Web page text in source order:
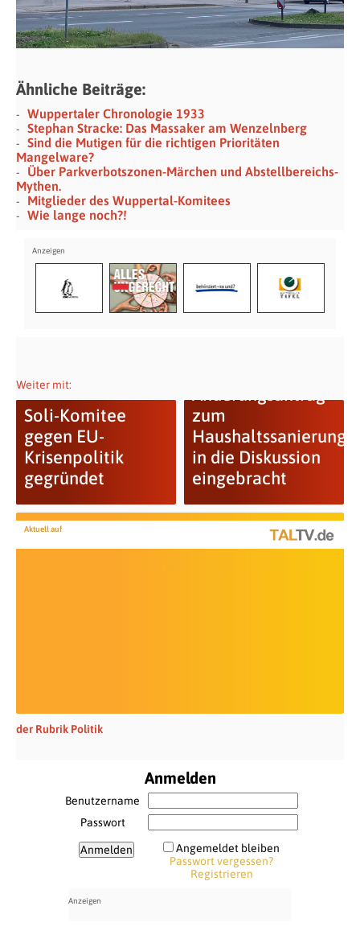
Ähnliche Beiträge:
Wuppertaler Chronologie 1933
Stephan Stracke: Das Massaker am Wenzelnberg
Sind die Mutigen für die richtigen Prioritäten
Mangelware?
Über Parkverbotszonen-Märchen und Abstellbereichs-
Mythen.
Mitglieder des Wuppertal-Komitees
Wie lange noch?!
Weiter mit:
Soli-Komitee
gegen EU-
Krisenpolitik
gegründet
zum
in die Diskussion
eingebracht
Aktuell auf
der Rubrik Politik
Anmelden
Benutzername
Passwort
Angemeldet bleiben
Passwort vergessen?
Registrieren